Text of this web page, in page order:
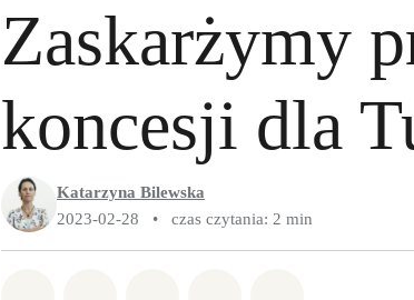
Zaskarżymy
koncesji dla
Katarzyna Bilewska
2023-02-28
• czas czytania: 2 min